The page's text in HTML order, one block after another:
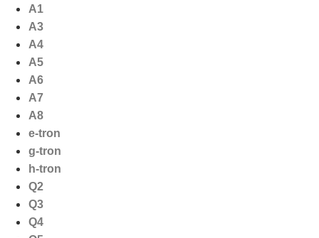
naar
inhoud
A1
A3
A4
A5
A6
A7
A8
e-tron
g-tron
h-tron
Q2
Q3
Q4